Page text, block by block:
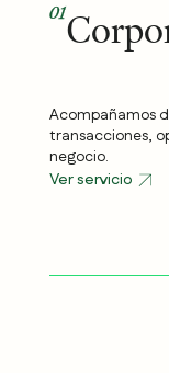
01
Acompañamos
transacciones,
negocio.
Ver servicio